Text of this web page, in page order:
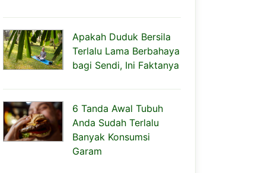
Apakah Duduk Bersila
Terlalu Lama Berbahaya
bagi Sendi, Ini Faktanya
6 Tanda Awal Tubuh
Anda Sudah Terlalu
Banyak Konsumsi
Garam